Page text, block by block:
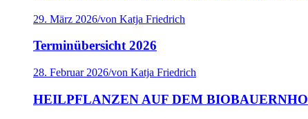
29. März 2026/von Katja Friedrich
Terminübersicht 2026
28. Februar 2026/von Katja Friedrich
HEILPFLANZEN AUF DEM